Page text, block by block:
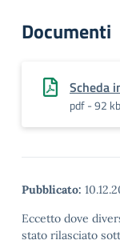
Documenti
Scheda
pdf - 92 kb
Pubblicato:
Eccetto dove
stato rilasciato